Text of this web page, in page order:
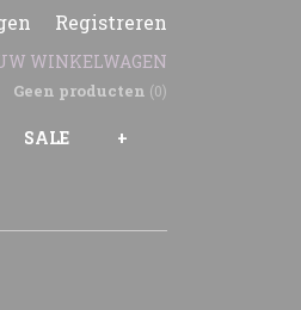
Registreren
WINKELWAGEN
Geen producten (0)
SALE +